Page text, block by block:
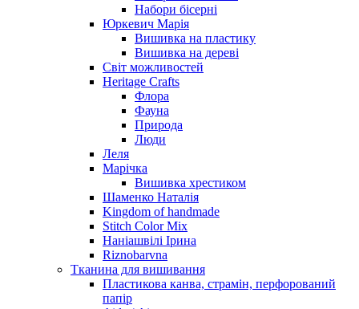
Набори бісерні
Юркевич Марія
Вишивка на пластику
Вишивка на дереві
Світ можливостей
Heritage Crafts
Флора
Фауна
Природа
Люди
Леля
Марічка
Вишивка хрестиком
Шаменко Наталія
Kingdom of handmade
Stitch Color Mix
Наніашвілі Ірина
Riznobarvna
Тканина для вишивання
Пластикова канва, страмін, перфорований
папір